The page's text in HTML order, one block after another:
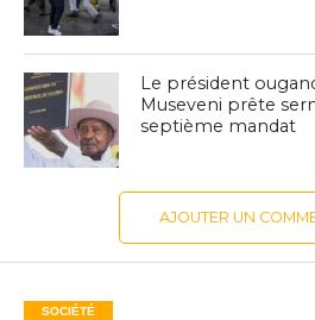
Le président
Museveni prête
septième mandat
AJOUTER UN
SOCIÉTÉ